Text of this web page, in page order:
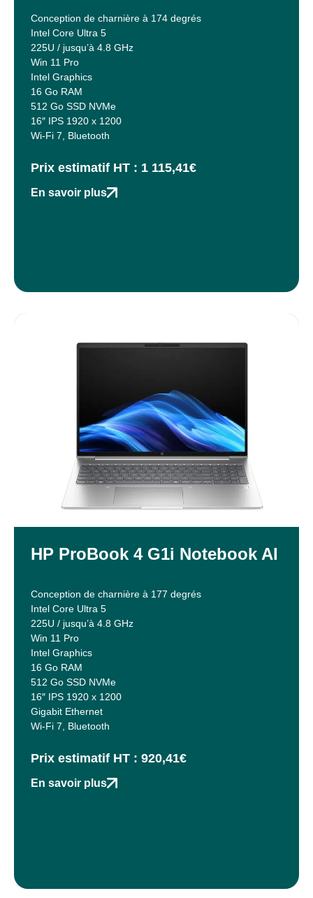
Conception de charnière à 174 degrés
Intel Core Ultra 5
225U / jusqu’à 4.8 GHz
Win 11 Pro
Intel Graphics
16 Go RAM
512 Go SSD NVMe
16″ IPS 1920 x 1200
Wi-Fi 7, Bluetooth
Prix estimatif HT : 1 115,41€
En savoir plus
HP ProBook 4 G1i Notebook AI
Conception de charnière à 177 degrés
Intel Core Ultra 5
225U / jusqu’à 4.8 GHz
Win 11 Pro
Intel Graphics
16 Go RAM
512 Go SSD NVMe
16″ IPS 1920 x 1200
Gigabit Ethernet
Wi-Fi 7, Bluetooth
Prix estimatif HT : 920,41€
En savoir plus